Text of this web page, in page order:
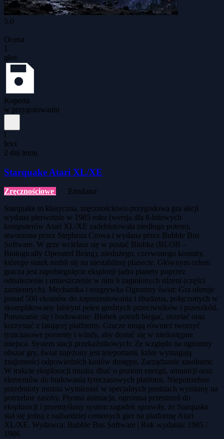
5.0
Ocena
1
głos
Koperta
w przygotowaniu
l
lexx
2 dni temu
Starquake Atari XL/XE
Zręcznościowe
Emulator
Starquake to klasyczna, zręcznościowo-przygodowa gra akcji
wydana pierwotnie w 1985 roku (wersja dla 8-bitowych
komputerów Atari XL/XE zadebiutowała niedługo potem),
stworzona przez Stephena Crowa i wydana przez Bubble Bus
Software. W grze wcielasz się w postać Blobka (BLOB –
Biologically Operated Being), niedużego, czerwonego kosmity,
którego statek rozbił się na niestabilnej planecie. Głównym celem
gracza jest zapobiegnięcie eksplozji jadra planety poprzez
odnalezienie i umieszczenie w nim 9 zaginionych rdzeni (części
zamiennych). Mechanika i rozgrywka Ogromny świat: Gra oferuje
ponad 500 ekranów do zaprezentowania i zbadania, połączonych w
skomplikowany labirynt pełen groźnych przeciwników i przeszkód.
Poruszanie się i budowanie: Blobek potrafi biegać, strzelać oraz
korzystać z latającej platformy. Gracze mogą również tworzyć
tymczasowe pomosty i windy, aby dostać się w niedostępne
miejsca. System stacji przekaźnikowych: Ze względu na ogromny
obszar gry, świat najeżony jest teleportami, które wymagają
znajomości odpowiednich kodów dostępu. Zarządzanie zasobami:
W trakcie eksploracji musisz dbać o poziom energii, amunicji oraz
elementów do budowania tymczasowych platform. Niepotrzebne
przedmioty można wymieniać w specjalnych punktach wymiany na
potrzebne zasoby. Płynna animacja, ogromna przestrzeń do
eksploracji i przemyślany system zagadek sprawiły, że Starquake
stał się jedną z najbardziej cenionych gier na platformę Atari
XL/XE. Wydawca: Bubble Bus Software | Rok wydania: 1985 /
1986